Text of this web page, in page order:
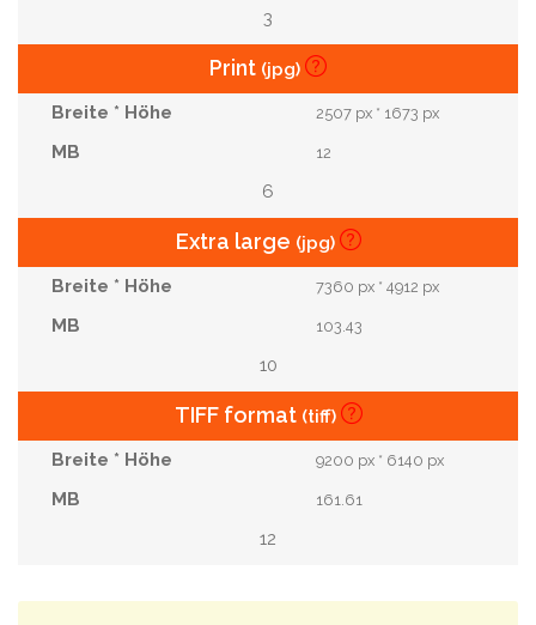
3
Print (jpg)
2507 px * 1673 px
12
6
Extra large (jpg)
7360 px * 4912 px
103.43
10
TIFF format (tiff)
9200 px * 6140 px
161.61
12